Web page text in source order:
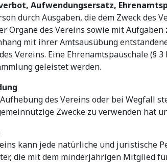
Aufwendungsersatz,
durch Ausgaben, die dem Zweck
Organe des Vereins sowie mit
mit ihrer Amtsausübung
Vereins. Eine Ehrenamtspauschale (§
geleistet werden.
des Vereins oder bei Wegfall
Zwecke zu verwenden hat
kann jede natürliche und juristische
die mit dem minderjährigen Mitglied